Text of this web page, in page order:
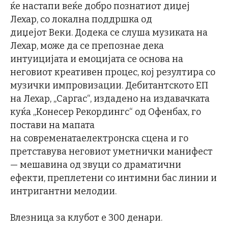
ќе настапи веќе добро познатиот диџеј
Лехар, со локална поддршка од
диџејот Веки. Додека се слуша музиката на
Лехар, може да се препознае дека
интуицијата и емоцијата се основа на
неговиот креативен процес, кој резултира со
музички импровизации. Дебитантското ЕП
на Лехар, „Саргас“, издадено на издавачката
куќа „Конесер Рекордингс“ од Офенбах, го
постави на мапата
на современатаелектронска сцена и го
претставува неговиот уметнички манифест
— мешавина од звуци со драматични
ефекти, преплетени со интимни бас линии и
интригантни мелодии.
Влезница за клубот е 300 денари.